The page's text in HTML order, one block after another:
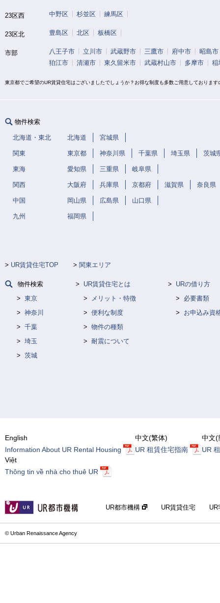
23区西 中野区 杉並区 練馬区
23区北 豊島区 北区 板橋区
市部 八王子市 立川市 武蔵野市 三鷹市 府中市
昭島市
狛江市
清瀬市 東久留米市 武蔵村山市 多摩市 稲
東京都でご希望のUR賃貸住宅はございましたでしょうか？お得な制度も多数ご用意しておりま
物件検索
北海道・東北 北海道 宮城県
関東 東京都 神奈川県 千葉県 埼玉県 茨城
東海 愛知県 三重県 岐阜県
関西 大阪府 兵庫県 京都府 滋賀県 奈良県
中国 岡山県 広島県 山口県
九州 福岡県
UR賃貸住宅TOP 関東エリア
物件検索
東京
神奈川
千葉
埼玉
茨城
UR賃貸住宅とは
メリット・特徴
便利な制度
物件の種類
耐震について
URの借り方
必要書類
お申込み資
English
Information About UR Rental Housing
中文(繁体)
UR 租賃住宅指南
中文(
UR
Việt
Thông tin về nhà cho thuê UR
UR都市機構 UR賃貸住宅
© Urban Renaissance Agency